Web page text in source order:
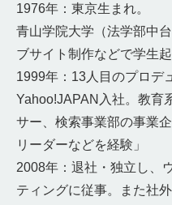
1976年：東京生まれ。
青山学院大学（法学部中
ブサイト制作などで学生
1999年：13人目のプロデ
Yahoo!JAPAN入社。教育
サー、検索事業部の事業
リーダーなどを経験」
2008年：退社・独立し、
ティングに従事。また社